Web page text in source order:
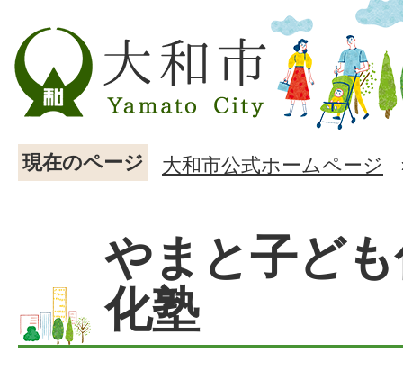
現在のページ 大和市公式ホームページ
やまと子ど
化塾